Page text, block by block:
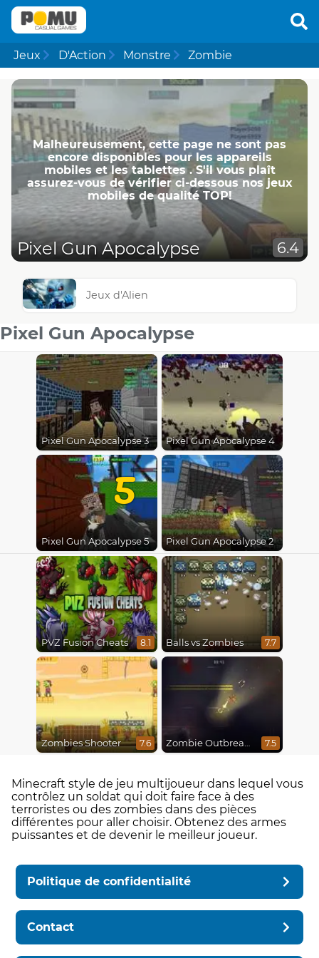
Jeux D'Action Monstre Zombie
Malheureusement, cette page ne ​​sont pas
encore disponibles pour les appareils
mobiles et les tablettes . S'il vous plaît
assurez-vous de vérifier ci-dessous nos jeux
mobiles de qualité TOP!
Pixel Gun Apocalypse 6.4
Jeux d'Alien
Pixel Gun Apocalypse
Pixel Gun Apocalypse 3 Pixel Gun Apocalypse 4
5
Pixel Gun Apocalypse 5 Pixel Gun Apocalypse 2
PVZ Fusion Cheats 8.1 Balls vs Zombies 7.7
Zombies Shooter 7.6 Zombie Outbreak Arena 7.5
Minecraft style de jeu multijoueur dans lequel vous
contrôlez un soldat qui doit faire face à des
terroristes ou des zombies dans des pièces
différentes pour aller choisir. Obtenez des armes
puissantes et de devenir le meilleur joueur.
Politique de confidentialité
Contact